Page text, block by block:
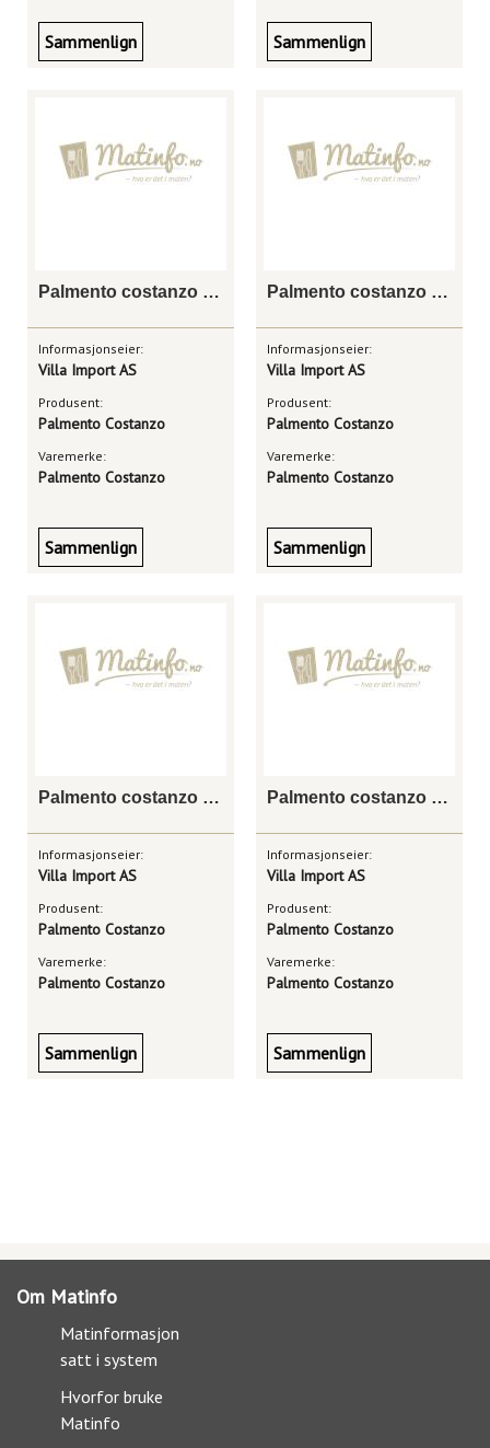
Sammenlign Sammenlign
Palmento costanzo mofete rosso etna doc
Informasjonseier:
Villa Import AS
Produsent:
Palmento Costanzo
Varemerke:
Palmento Costanzo
Sammenlign
Palmento costanzo nero di sei doc etna
Informasjonseier:
Villa Import AS
Produsent:
Palmento Costanzo
Varemerke:
Palmento Costanzo
Sammenlign
Palmento costanzo prefillossera
Informasjonseier:
Villa Import AS
Produsent:
Palmento Costanzo
Varemerke:
Palmento Costanzo
Sammenlign
Palmento costanzo mofete rosato etna doc
Informasjonseier:
Villa Import AS
Produsent:
Palmento Costanzo
Varemerke:
Palmento Costanzo
Sammenlign
Om Matinfo
Matinformasjon
satt i system
Hvorfor bruke
Matinfo